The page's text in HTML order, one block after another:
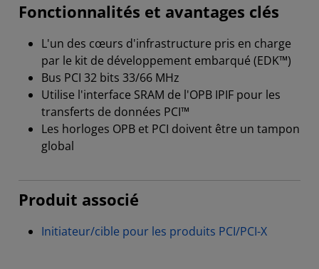
Fonctionnalités et avantages clés
L'un des cœurs d'infrastructure pris en charge
par le kit de développement embarqué (EDK™)
Bus PCI 32 bits 33/66 MHz
Utilise l'interface SRAM de l'OPB IPIF pour les
transferts de données PCI™
Les horloges OPB et PCI doivent être un tampon
global
Produit associé
Initiateur/cible pour les produits PCI/PCI-X